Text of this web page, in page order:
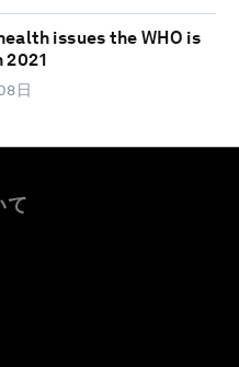
issues the WHO is
2021
日
て